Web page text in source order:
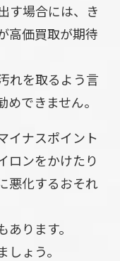
す場合には、き
高価買取が期待
れを取るよう言
できません。
イナスポイント
ロンをかけたり
悪化するおそれ
ります。
ょう。